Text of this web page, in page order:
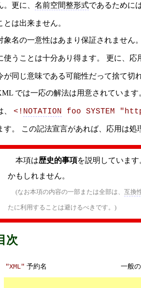
。更に、 名前空間整形式であるために
とは出来ません。
象名の一意性はあまり保証されません
使うことは十分あり得ます。 更に、応
が同じ意味である可能性だって捨て切
では一応の解法は用意されています
、 <! NOTATION foo SYSTEM
す。 この記法宣言があれば、応用は処
本項は歴史的事項を説明していま
かもしれません。
(なお本項の内容の一部または全部は、 互換
たに利用することは避けるべきです。)
次
"XML" 予約名 一般